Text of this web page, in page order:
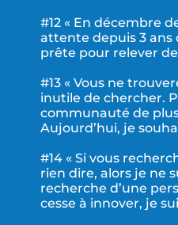
#12 « En décembre
attente depuis 3 ans
prête pour relever
#13 « Vous ne
inutile de chercher.
communauté de
Aujourd’hui, je
#14 « Si vous
rien dire, alors je ne
recherche d’une
cesse à innover, je